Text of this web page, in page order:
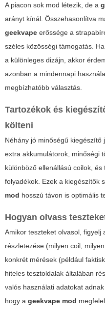
A piacon sok mod létezik, de a
arányt kínál. Összehasonlítva
geekvape erőssége a
széles közösségi támogatás.
a különleges dizájn, akkor
azonban a mindennapi
megbízhatóbb választás.
Tartozékok és
költeni
Néhány jó minőségű kiegészítő
extra akkumulátorok, minőségi
különböző ellenállású coilok,
folyadékok. Ezek a kiegészítők
mod hosszú távon is optimális
Hogyan olvass
Amikor teszteket olvasol, figyelj
részletezése (milyen coil,
konkrét mérések (például
hiteles tesztoldalak általában
valós használati adatokat
hogy a geekvape mod